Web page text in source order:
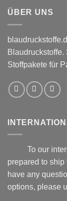
ÜBER UNS
Stoffpakete für
To our
prepared to ship
have any
options, please